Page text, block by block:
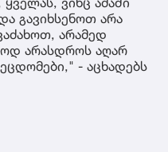
გავიხსენოთ არა
არამედ
არასდროს აღარ
- აცხადებს